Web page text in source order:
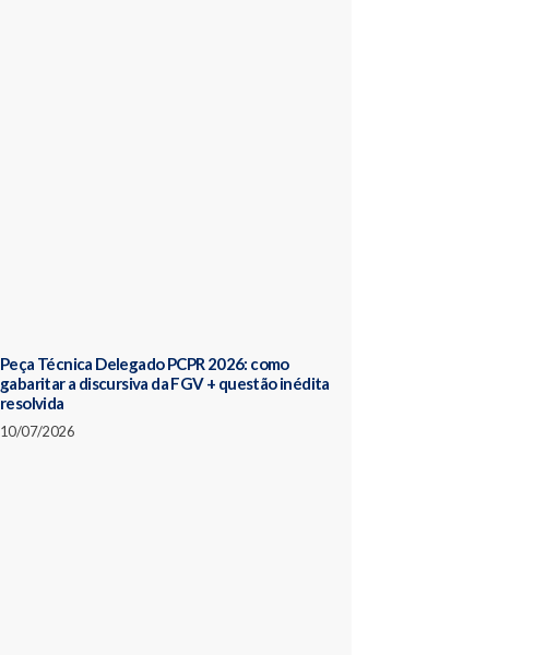
Peça Técnica Delegado PCPR 2026: como
gabaritar a discursiva da FGV + questão inédita
resolvida
10/07/2026